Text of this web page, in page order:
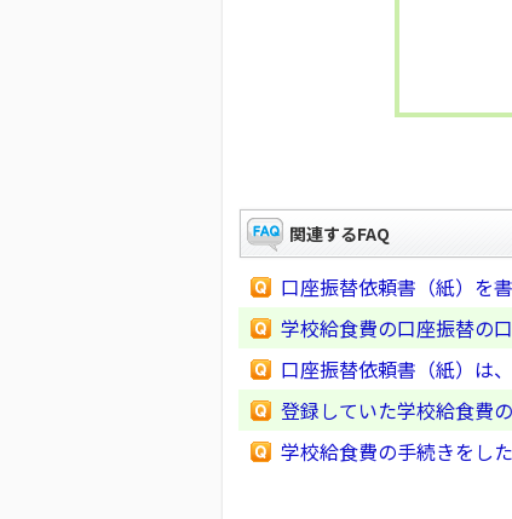
関連するFAQ
口座振替依頼書（紙）を
学校給食費の口座振替の
口座振替依頼書（紙）は
登録していた学校給食費
学校給食費の手続きをし